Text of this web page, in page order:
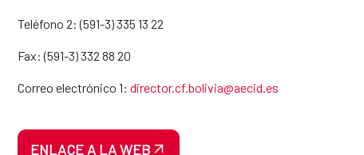
Teléfono 2: (591-3) 335 13 22
Fax: (591-3) 332 88 20
Correo electrónico 1: director.cf.bolivia@aecid.es
ENLACE A LA WEB